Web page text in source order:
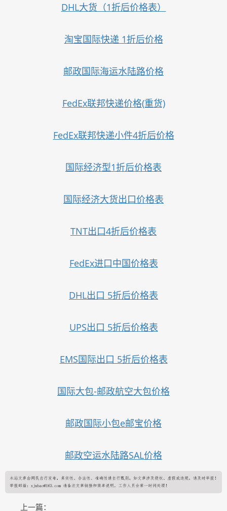
DHL大货（1折后价格表）
淘宝国际快递 1折后价格
邮政国际海运水陆路价格
FedEx联邦快递价格(重货)
FedEx联邦快递小件4折后价格
国际经济型1折后价格表
国际经济大货出口价格表
TNT出口4折后价格表
FedEx进口中国价格表
DHL出口 5折后价格表
UPS出口 5折后价格表
EMS国际出口 5折后价格表
国际大包-邮政航空大包价格
邮政国际小包e邮宝价格
邮政空运水陆路SAL价格
上一篇：